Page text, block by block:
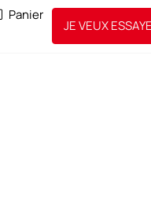
JE VEUX